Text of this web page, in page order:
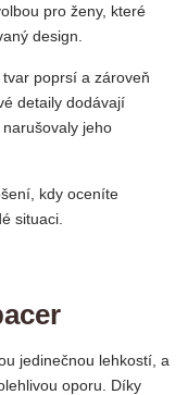
pro ženy, které
design.
poprsí a zároveň
detaily dodávají
jeho
kdy oceníte
situaci.
jedinečnou lehkostí, a
oporu. Díky